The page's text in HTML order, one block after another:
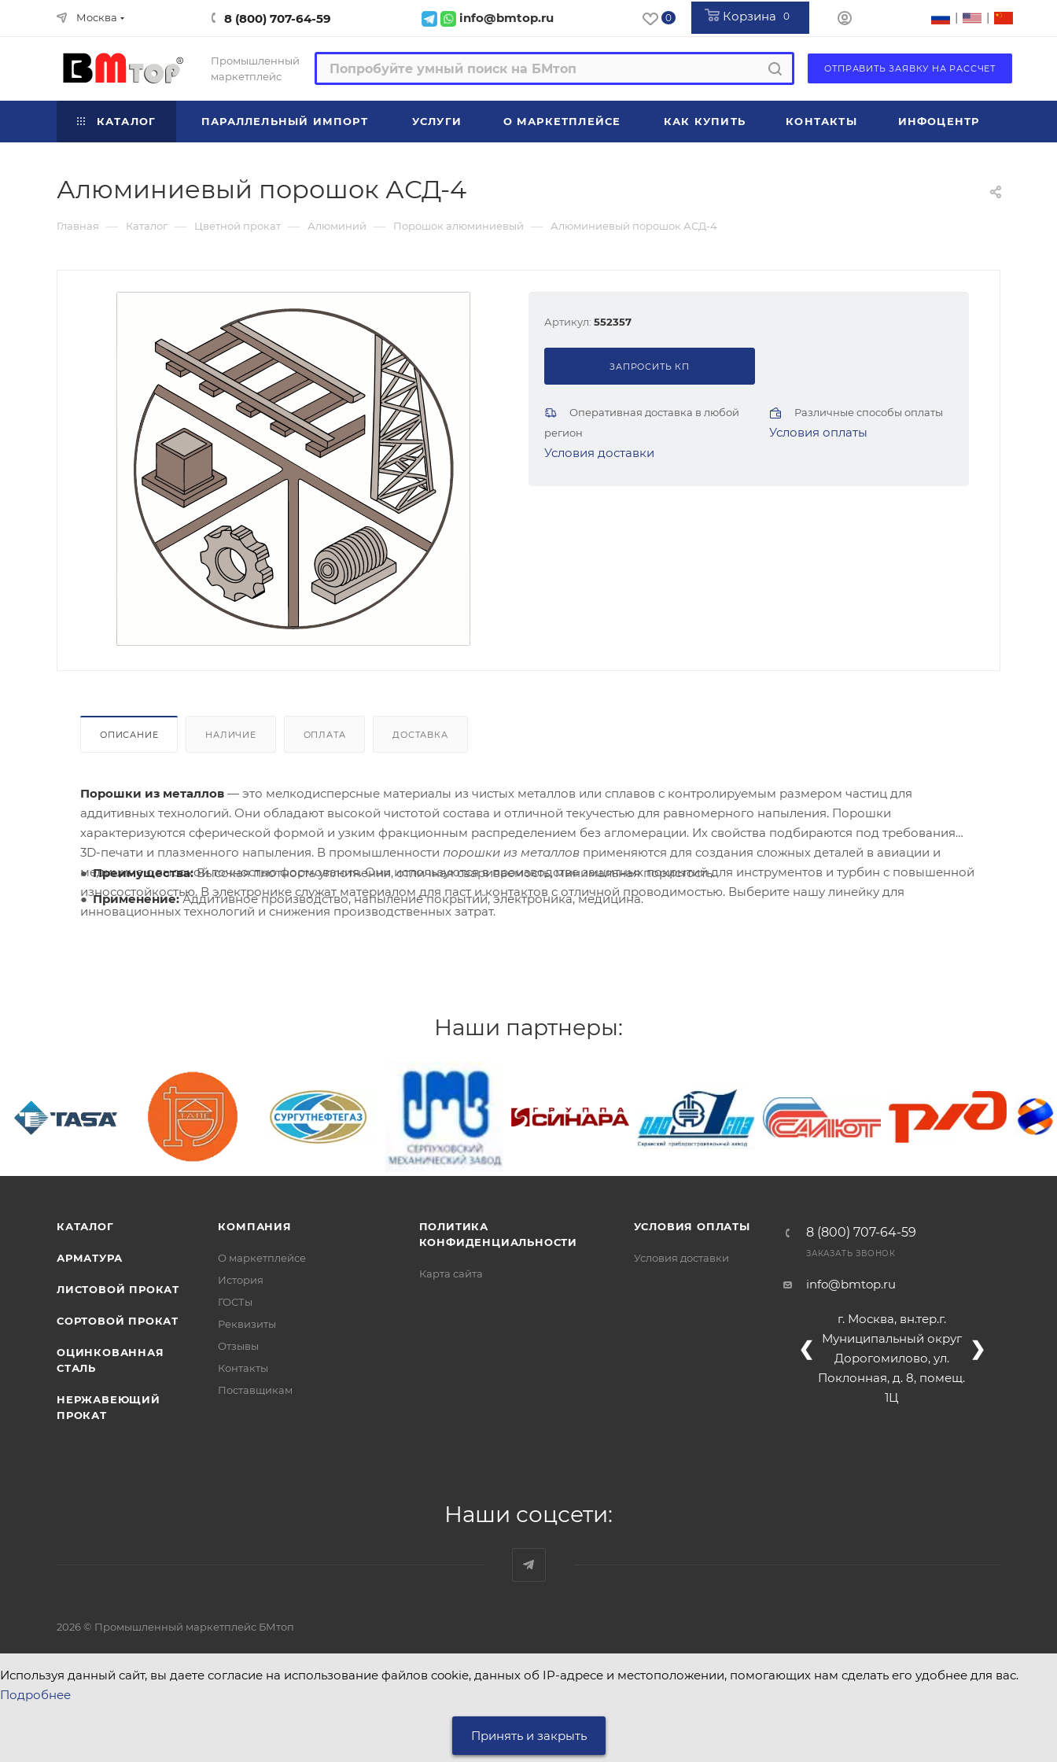
Москва 8 (800) 707-64-59 info@bmtop.ru 0 Корзина 0 | |
Промышленный
маркетплейс
ОТПРАВИТЬ ЗАЯВКУ НА РАССЧЕТ
КАТАЛОГ ПАРАЛЛЕЛЬНЫЙ ИМПОРТ УСЛУГИ О МАРКЕТПЛЕЙСЕ КАК КУПИТЬ КОНТАКТЫ ИНФОЦЕНТР
Алюминиевый порошок АСД-4
Главная — Каталог — Цветной прокат — Алюминий — Порошок алюминиевый — Алюминиевый порошок АСД-4
Артикул: 552357
ЗАПРОСИТЬ КП
Оперативная доставка в любой
регион
Условия доставки
Различные способы оплаты
Условия оплаты
ОПИСАНИЕ НАЛИЧИЕ ОПЛАТА ДОСТАВКА
Порошки из металлов — это мелкодисперсные материалы из чистых металлов или сплавов с контролируемым размером частиц для
аддитивных технологий. Они обладают высокой чистотой состава и отличной текучестью для равномерного напыления. Порошки
характеризуются сферической формой и узким фракционным распределением без агломерации. Их свойства подбираются под требования
3D-печати и плазменного напыления. В промышленности порошки из металлов применяются для создания сложных деталей в авиации и
медицине с высокой точностью формования. Они используются в производстве защитных покрытий для инструментов и турбин с повышенной
износостойкостью. В электронике служат материалом для паст и контактов с отличной проводимостью. Выберите нашу линейку для
инновационных технологий и снижения производственных затрат.
Преимущества:Высокая плотность уплотнения, отличная свариваемость, минимальная пористость.
Применение:Аддитивное производство, напыление покрытий, электроника, медицина.
Наши партнеры:
КАТАЛОГ
АРМАТУРА
ЛИСТОВОЙ ПРОКАТ
СОРТОВОЙ ПРОКАТ
ОЦИНКОВАННАЯ
СТАЛЬ
НЕРЖАВЕЮЩИЙ
ПРОКАТ
КОМПАНИЯ
О маркетплейсе
История
ГОСТы
Реквизиты
Отзывы
Контакты
Поставщикам
ПОЛИТИКА
КОНФИДЕНЦИАЛЬНОСТИ
Карта сайта
УСЛОВИЯ ОПЛАТЫ
Условия доставки
8 (800) 707-64-59
ЗАКАЗАТЬ ЗВОНОК
info@bmtop.ru
г. Москва, вн.тер.г.
Муниципальный округ
Дорогомилово, ул.
Поклонная, д. 8, помещ.
1Ц
❮ ❯
Наши соцсети:
2026 © Промышленный маркетплейс БМтоп
Используя данный сайт, вы даете согласие на использование файлов cookie, данных об IP-адресе и местоположении, помогающих нам сделать его удобнее для вас.
Подробнее
Принять и закрыть